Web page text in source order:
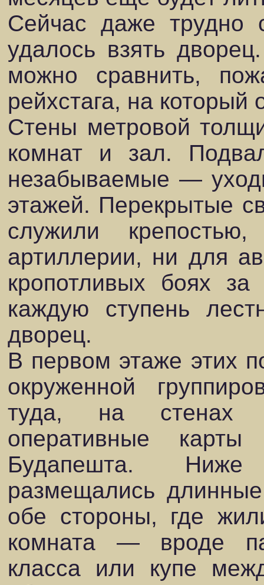
Сейчас даже трудно
удалось взять
можно сравнить,
рейхстага, на который
Стены метровой
комнат и зал.
незабываемые —
этажей. Перекрытые
служили
артиллерии, ни для
кропотливых боях
каждую ступень
дворец.
В первом этаже этих
окруженной
туда, на стенах
оперативные
Будапешта.
размещались
обе стороны, где
комната — вроде
класса или купе